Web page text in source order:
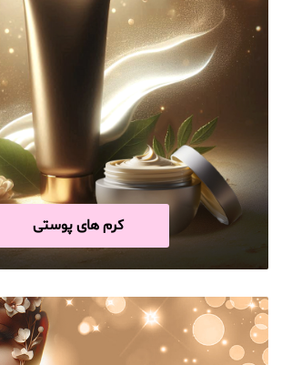
کرم های پوستی